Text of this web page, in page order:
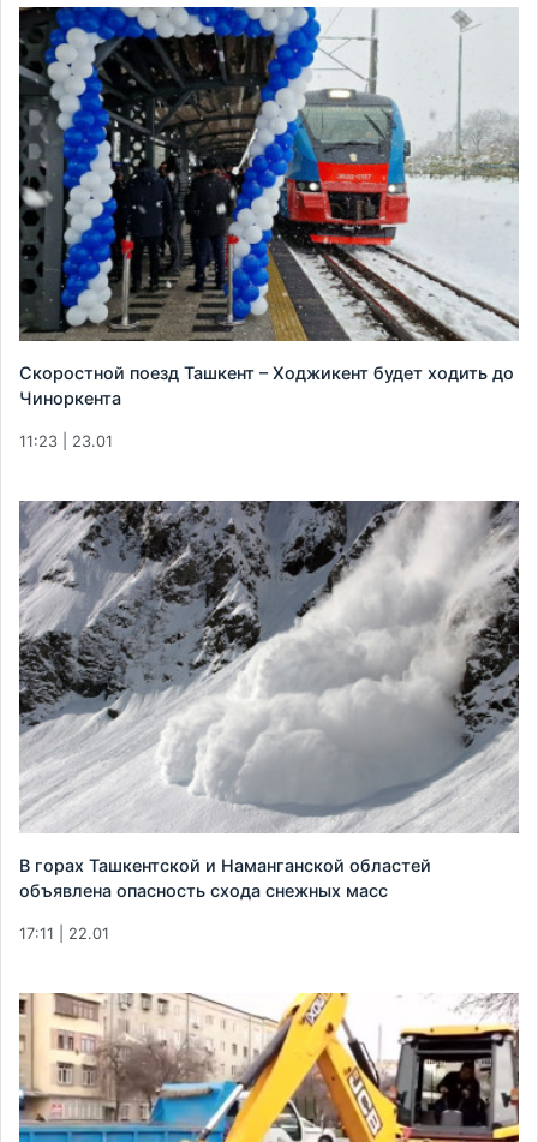
Скоростной поезд Ташкент – Ходжикент будет ходить до
Чиноркента
11:23 | 23.01
В горах Ташкентской и Наманганской областей
объявлена опасность схода снежных масс
17:11 | 22.01